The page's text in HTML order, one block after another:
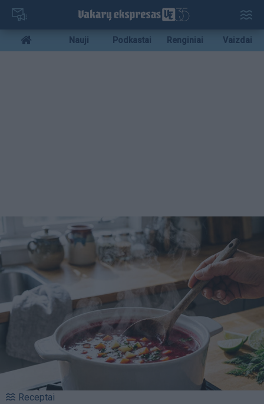
Pereiti
pagrindinį
turinį
Mobile
menu
Nauji Podkastai Renginiai Vaizdai
Receptai